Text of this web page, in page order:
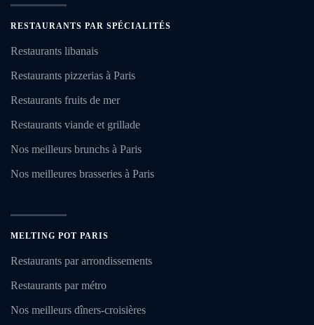
RESTAURANTS PAR SPÉCIALITÉS
Restaurants libanais
Restaurants pizzerias à Paris
Restaurants fruits de mer
Restaurants viande et grillade
Nos meilleurs brunchs à Paris
Nos meilleures brasseries à Paris
MELTING POT PARIS
Restaurants par arrondissements
Restaurants par métro
Nos meilleurs dîners-croisières